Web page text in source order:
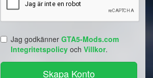
Jag godkänner GTA5-Mods.com
Integritetspolicy och Villkor.